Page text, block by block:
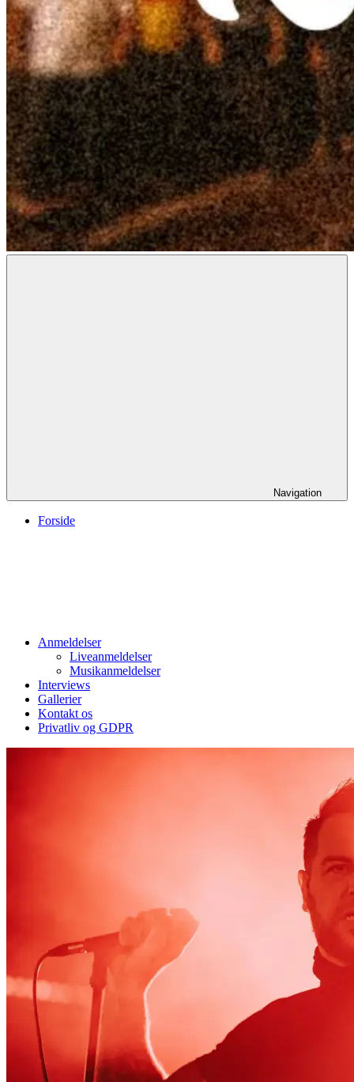
Navigation
Forside
Anmeldelser
Liveanmeldelser
Musikanmeldelser
Interviews
Gallerier
Kontakt os
Privatliv og GDPR